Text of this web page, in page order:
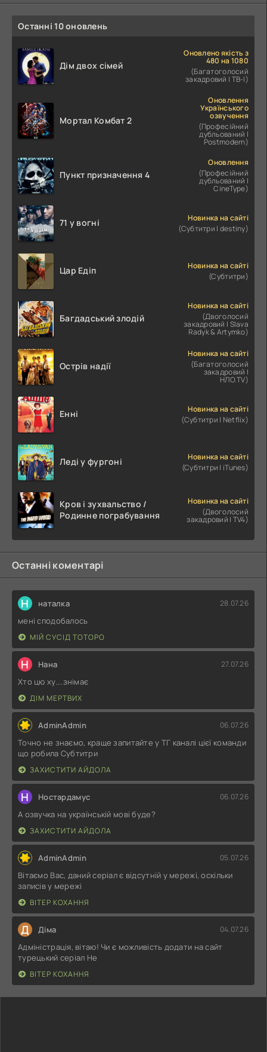
Останні 10 оновлень
Дім двох сімей
Оновлено якість з
480 на 1080
(Багатоголосий
закадровий | ТВ-І)
Мортал Комбат 2
Оновлення
Українського
озвучення
(Професійний
дубльований |
Postmodern)
Пункт призначення 4
Оновлення
(Професійний
дубльований |
CineType)
71 у вогні
Новинка на сайті
(Субтитри | destiny)
Цар Едіп
Новинка на сайті
(Субтитри)
Багдадський злодій
Новинка на сайті
(Двоголосий
закадровий | Slava
Radyk & Artymko)
Острів надії
Новинка на сайті
(Багатоголосий
закадровий |
НЛО.TV)
Енні
Новинка на сайті
(Субтитри | Netflix)
Леді у фургоні
Новинка на сайті
(Субтитри | iTunes)
Кров і зухвальство /
Родинне пограбування
Новинка на сайті
(Двоголосий
закадровий | TV4)
Останні коментарі
Н наталка 28.07.26
мені сподобалось
МІЙ СУСІД ТОТОРО
Н Нана 27.07.26
Хто цю ху....знімає
ДІМ МЕРТВИХ
AdminAdmin 06.07.26
Точно не знаємо, краще запитайте у ТГ каналі цієї команди
що робила Субтитри
ЗАХИСТИТИ АЙДОЛА
Н Ностардамус 06.07.26
А озвучка на українській мові буде?
ЗАХИСТИТИ АЙДОЛА
AdminAdmin 05.07.26
Вітаємо Вас, даний серіал є відсутній у мережі, оскільки
записів у мережі
ВІТЕР КОХАННЯ
Д Діма 04.07.26
Адміністрація, вітаю! Чи є можливість додати на сайт
турецький серіал Не
ВІТЕР КОХАННЯ